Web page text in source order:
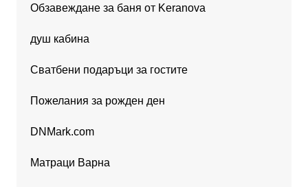
Обзавеждане за баня от Keranova
душ кабина
Сватбени подаръци за гостите
Пожелания за рожден ден
DNMark.com
Матраци Варна